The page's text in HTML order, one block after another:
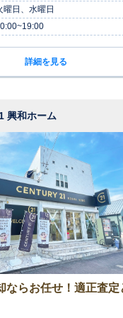
曜日、水曜日
詳細を見る
興和ホーム
ならお任せ！適正査定